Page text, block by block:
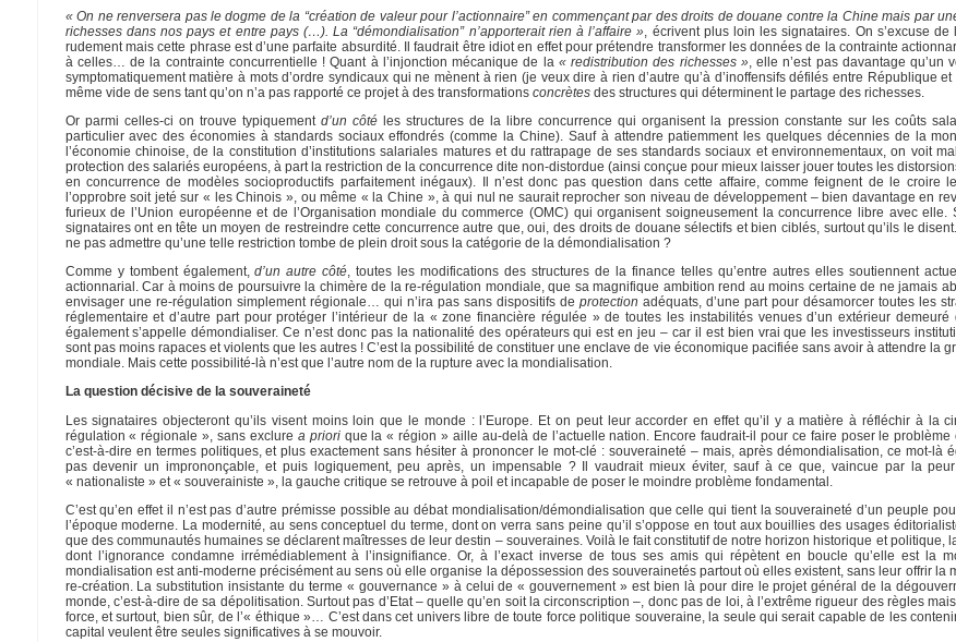
« On ne renversera pas le dogme de la “création de valeur pour l’actionnaire” en commençant par des droits de douane contre la Chine mais par
richesses dans nos pays et entre pays (…). La “démondialisation” n’apporterait rien à l’affaire » , écrivent plus loin les signataires. On s’excuse
rudement mais cette phrase est d’une parfaite absurdité. Il faudrait être idiot en effet pour prétendre transformer les données de la contrainte
à celles… de la contrainte concurrentielle ! Quant à l’injonction mécanique de la « redistribution des richesses », elle n’est pas davantage qu’un
symptomatiquement matière à mots d’ordre syndicaux qui ne mènent à rien (je veux dire à rien d’autre qu’à d’inoffensifs défilés entre République
même vide de sens tant qu’on n’a pas rapporté ce projet à des transformations concrètesdes structures qui déterminent le partage des richesses.
Or parmi celles-ci on trouve typiquement d’un côtéles structures de la libre concurrence qui organisent la pression constante sur les coûts
particulier avec des économies à standards sociaux effondrés (comme la Chine). Sauf à attendre patiemment les quelques décennies de la
l’économie chinoise, de la constitution d’institutions salariales matures et du rattrapage de ses standards sociaux et environnementaux, on voit
protection des salariés européens, à part la restriction de la concurrence dite non-distordue (ainsi conçue pour mieux laisser jouer toutes les
en concurrence de modèles socioproductifs parfaitement inégaux). Il n’est donc pas question dans cette affaire, comme feignent de le croire
l’opprobre soit jeté sur « les Chinois », ou même « la Chine », à qui nul ne saurait reprocher son niveau de développement – bien davantage en
furieux de l’Union européenne et de l’Organisation mondiale du commerce (OMC) qui organisent soigneusement la concurrence libre avec elle.
signataires ont en tête un moyen de restreindre cette concurrence autre que, oui, des droits de douane sélectifs et bien ciblés, surtout qu’ils le
ne pas admettre qu’une telle restriction tombe de plein droit sous la catégorie de la démondialisation ?
Comme y tombent également,d’un autre côté, toutes les modifications des structures de la finance telles qu’entre autres elles soutiennent
actionnarial. Car à moins de poursuivre la chimère de la re-régulation mondiale, que sa magnifique ambition rend au moins certaine de ne jamais
envisager une re-régulation simplement régionale… qui n’ira pas sans dispositifs de protection adéquats, d’une part pour désamorcer toutes les
réglementaire et d’autre part pour protéger l’intérieur de la « zone financière régulée » de toutes les instabilités venues d’un extérieur
également s’appelle démondialiser. Ce n’est donc pas la nationalité des opérateurs qui est en jeu – car il est bien vrai que les investisseurs
sont pas moins rapaces et violents que les autres ! C’est la possibilité de constituer une enclave de vie économique pacifiée sans avoir à attendre la
mondiale. Mais cette possibilité-là n’est que l’autre nom de la rupture avec la mondialisation.
La question décisive de la souveraineté
Les signataires objecteront qu’ils visent moins loin que le monde : l’Europe. Et on peut leur accorder en effet qu’il y a matière à réfléchir à la
régulation « régionale », sans exclure a priorique la « région » aille au-delà de l’actuelle nation. Encore faudrait-il pour ce faire poser le problème
c’est-à-dire en termes politiques, et plus exactement sans hésiter à prononcer le mot-clé : souveraineté – mais, après démondialisation, ce mot-là
pas devenir un imprononçable, et puis logiquement, peu après, un impensable ? Il vaudrait mieux éviter, sauf à ce que, vaincue par la
« nationaliste » et « souverainiste », la gauche critique se retrouve à poil et incapable de poser le moindre problème fondamental.
C’est qu’en effet il n’est pas d’autre prémisse possible au débat mondialisation/démondialisation que celle qui tient la souveraineté d’un peuple
l’époque moderne. La modernité, au sens conceptuel du terme, dont on verra sans peine qu’il s’oppose en tout aux bouillies des usages
que des communautés humaines se déclarent maîtresses de leur destin – souveraines. Voilà le fait constitutif de notre horizon historique et politique,
dont l’ignorance condamne irrémédiablement à l’insignifiance. Or, à l’exact inverse de tous ses amis qui répètent en boucle qu’elle est la
mondialisation est anti-moderne précisément au sens où elle organise la dépossession des souverainetés partout où elles existent, sans leur offrir la
re-création. La substitution insistante du terme « gouvernance » à celui de « gouvernement » est bien là pour dire le projet général de la
monde, c’est-à-dire de sa dépolitisation. Surtout pas d’Etat – quelle qu’en soit la circonscription –, donc pas de loi, à l’extrême rigueur des règles
force, et surtout, bien sûr, de l’« éthique »… C’est dans cet univers libre de toute force politique souveraine, la seule qui serait capable de les
capital veulent être seules significatives à se mouvoir.